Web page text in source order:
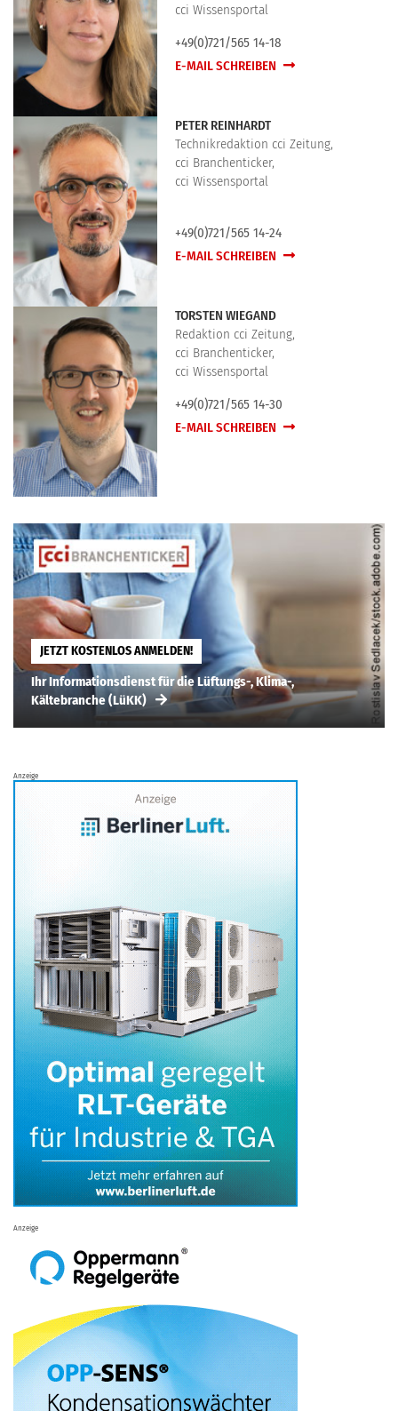
cci Wissensportal
+49(0)721/565 14-18
E-MAIL SCHREIBEN
PETER REINHARDT
Technikredaktion cci Zeitung,
cci Branchenticker,
cci Wissensportal
+49(0)721/565 14-24
E-MAIL SCHREIBEN
TORSTEN WIEGAND
Redaktion cci Zeitung,
cci Branchenticker,
cci Wissensportal
+49(0)721/565 14-30
E-MAIL SCHREIBEN
JETZT KOSTENLOS ANMELDEN!
Ihr Informationsdienst für die Lüftungs-, Klima-,
Kältebranche (LüKK)
Anzeige
Anzeige